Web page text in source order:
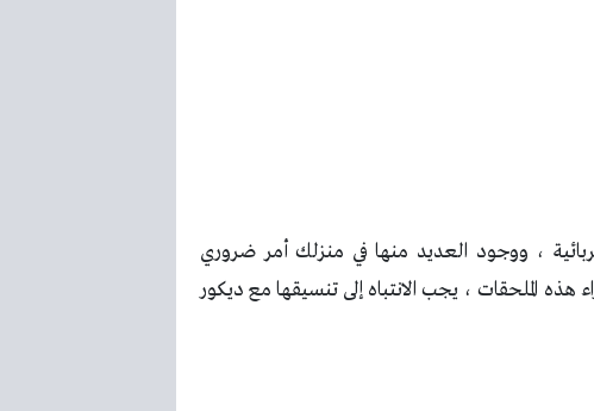
، ووجود العديد منها في منزلك أمر ضروري
الملحقات ، يجب الانتباه إلى تنسيقها مع ديكور